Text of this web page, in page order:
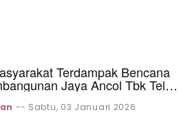
Terdampak Bencana
Jaya Ancol Tbk Telah
Tiket Masuk Sebesar
-- Sabtu, 03 Januari 2026